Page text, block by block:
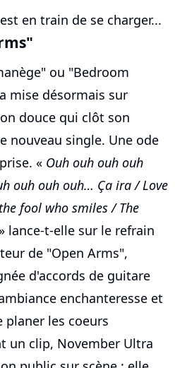
en train de se charger...
ou "Bedroom
mise désormais sur
douce qui clôt son
nouveau single. Une ode
« Ouh ouh ouh ouh
ouh ouh ouh… Ça ira / Love
fool who smiles / The
lance-t-elle sur le refrain
de "Open Arms",
d'accords de guitare
enchanteresse et
planer les coeurs
un clip, November Ultra